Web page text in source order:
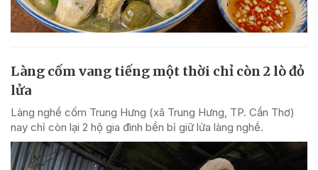
Làng cốm vang tiếng một thời chỉ còn 2 lò đỏ
lửa
Làng nghề cốm Trung Hưng (xã Trung Hưng, TP. Cần Thơ)
nay chỉ còn lại 2 hộ gia đình bền bỉ giữ lửa làng nghề.